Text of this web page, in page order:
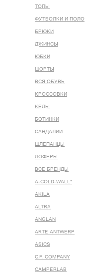
ТОПЫ
ФУТБОЛКИ И ПОЛО
БРЮКИ
ДЖИНСЫ
ЮБКИ
ШОРТЫ
ВСЯ ОБУВЬ
КРОССОВКИ
КЕДЫ
БОТИНКИ
САНДАЛИИ
ШЛЕПАНЦЫ
ЛОФЕРЫ
ВСЕ БРЕНДЫ
A-COLD-WALL*
AKILA
ALTRA
ANGLAN
ARTE ANTWERP
ASICS
C.P. COMPANY
CAMPERLAB